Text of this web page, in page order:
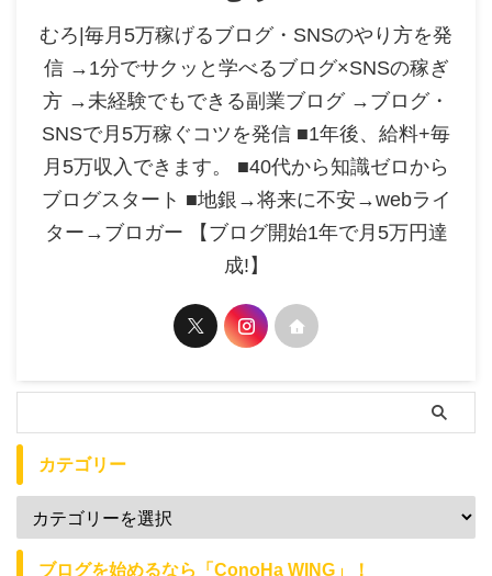
むろ|毎月5万稼げるブログ・SNSのやり方を発
信 →1分でサクッと学べるブログ×SNSの稼ぎ
方 →未経験でもできる副業ブログ →ブログ・
SNSで月5万稼ぐコツを発信 ■1年後、給料+毎
月5万収入できます。 ■40代から知識ゼロから
ブログスタート ■地銀→将来に不安→webライ
ター→ブロガー 【ブログ開始1年で月5万円達
成!】
カテゴリー
ブログを始めるなら「ConoHa WING」！